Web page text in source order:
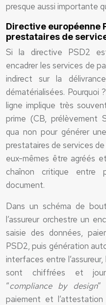
presque aussi importante
Directive européenne
prestataires de
Si la directive PSD2
encadrer les services de
indirect sur la
dématérialisées. Pourquoi
ligne implique très
prime (CB, prélèvement
qua non pour générer
prestataires de services
eux-mêmes être agréés
chaînon critique entre
document.
Dans un schéma de
l’assureur orchestre un
saisie des données,
PSD2, puis génération
interfaces entre
sont chiffrées et
“compliance by design”
paiement et l’attestation